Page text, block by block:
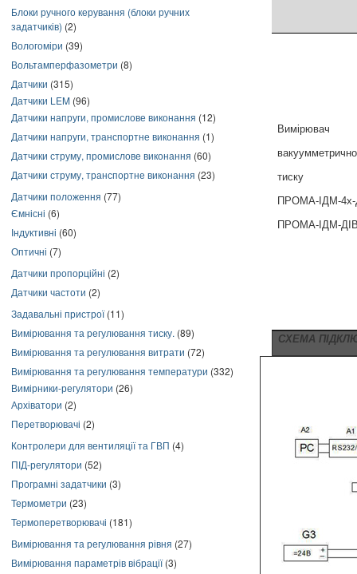
Блоки ручного керування (блоки ручних
задатчиків) (2)
Вологоміри (39)
Вольтамперфазометри (8)
Датчики (315)
Датчики LEM (96)
Датчики напруги, промислове виконання (12)
Датчики напруги, транспортне виконання (1)
Датчики струму, промислове виконання (60)
Датчики струму, транспортне виконання (23)
Датчики положення (77)
Ємнісні (6)
Індуктивні (60)
Оптичні (7)
Датчики пропорційні (2)
Датчики частоти (2)
Задавальні пристрої(11)
Вимірювання та регулювання тиску. (89)
Вимірювання та регулювання витрати (72)
Вимірювання та регулювання температури (332)
Вимірники-регулятори (26)
Архіватори (2)
Перетворювачі (2)
Контролери для вентиляції та ГВП (4)
ПІД-регулятори (52)
Програмні задатчики (3)
Термометри (23)
Термоперетворювачі (181)
Вимірювання та регулювання рівня (27)
Вимірювання параметрів вібрації(3)
Вимірювач
тиску
ПРОМА-ІДМ-4х-
ПРОМА-ІДМ-
СХЕМА